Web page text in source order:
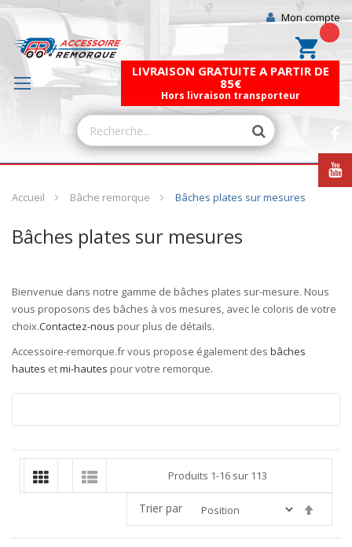
Mon compte
Mon
LIVRAISON GRATUITE A PARTIR DE
85€
Hors livraison transporteur
Accueil Bâche remorque Bâches plates sur mesures
Bâches plates sur mesures
Bienvenue dans notre gamme de bâches plates sur-mesure. Nous
vous proposons des bâches à vos mesures, avec le coloris de votre
choix.Contactez-nous pour plus de détails.
Accessoire-remorque.fr vous propose également des bâches
hautes etmi-hautes pour votre remorque.
Produits 1-16sur 113
Trier par
ordre